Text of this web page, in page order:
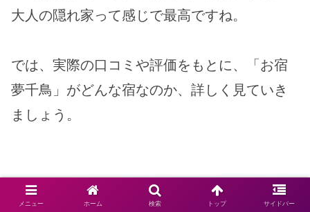
大人の隠れ家って感じで最高ですね。
では、実際の口コミや評価をもとに、「お宿
夢千鳥」がどんな宿なのか、詳しく見ていき
ましょう。
メニュー ホーム 検索 トップ サイドバー